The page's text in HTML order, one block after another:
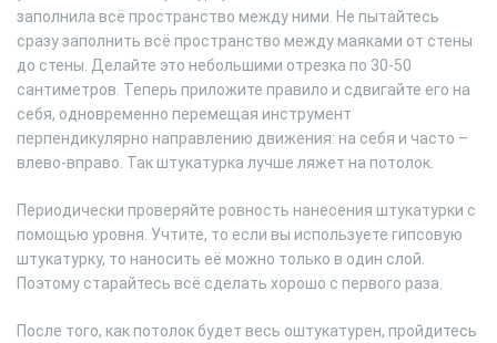
заполнила всё пространство между ними. Не пытайтесь
сразу заполнить всё пространство между маяками от стены
до стены. Делайте это небольшими отрезка по 30-50
сантиметров. Теперь приложите правило и сдвигайте его на
себя, одновременно перемещая инструмент
перпендикулярно направлению движения: на себя и часто –
влево-вправо. Так штукатурка лучше ляжет на потолок.
Периодически проверяйте ровность нанесения штукатурки с
помощью уровня. Учтите, то если вы используете гипсовую
штукатурку, то наносить её можно только в один слой.
Поэтому старайтесь всё сделать хорошо с первого раза.
После того, как потолок будет весь оштукатурен, пройдитесь